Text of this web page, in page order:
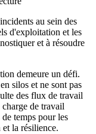
au sein des
d'exploitation et les
et à résoudre
demeure un défi.
silos et ne sont pas
des flux de travail
charge de travail
temps pour les
la résilience.